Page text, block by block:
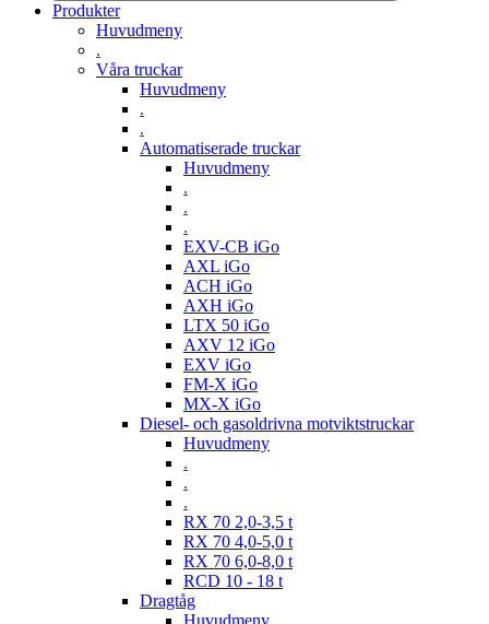
Produkter
Huvudmeny
.
Våra truckar
Huvudmeny
.
.
Automatiserade truckar
Huvudmeny
.
.
.
EXV-CB iGo
AXL iGo
ACH iGo
AXH iGo
LTX 50 iGo
AXV 12 iGo
EXV iGo
FM-X iGo
MX-X iGo
Diesel- och gasoldrivna motviktstruckar
Huvudmeny
.
.
.
RX 70 2,0-3,5 t
RX 70 4,0-5,0 t
RX 70 6,0-8,0 t
RCD 10 - 18 t
Dragtåg
Huvudmeny